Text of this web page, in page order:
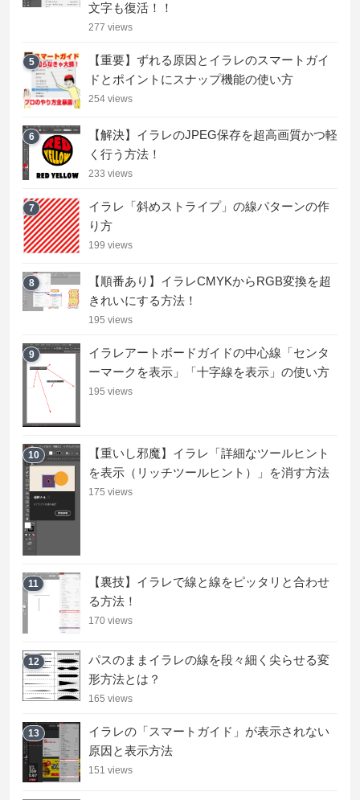
文字も復活！！
277 views
5
【重要】ずれる原因とイラレのスマートガイ
ドとポイントにスナップ機能の使い方
254 views
6
【解決】イラレのJPEG保存を超高画質かつ軽
く行う方法！
233 views
7
イラレ「斜めストライプ」の線パターンの作
り方
199 views
8
【順番あり】イラレCMYKからRGB変換を超
きれいにする方法！
195 views
9
イラレアートボードガイドの中心線「センタ
ーマークを表示」「十字線を表示」の使い方
195 views
10
【重いし邪魔】イラレ「詳細なツールヒント
を表示（リッチツールヒント）」を消す方法
175 views
11
【裏技】イラレで線と線をピッタリと合わせ
る方法！
170 views
12
パスのままイラレの線を段々細く尖らせる変
形方法とは？
165 views
13
イラレの「スマートガイド」が表示されない
原因と表示方法
151 views